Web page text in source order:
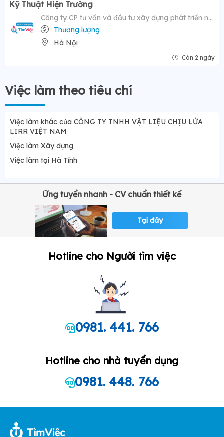
Kỹ Thuật Hiện Trường
Công ty CP tư vấn và đầu tư xây dựng phát triển nông thôn
Thương lượng
Hà Nội
Còn 2 ngày
Việc làm theo tiêu chí
Việc làm khác của CÔNG TY TNHH VẬT LIỆU CHỊU LỬA
LIRR VIỆT NAM
Việc làm Xây dựng
Việc làm tại Hà Tĩnh
Ứng tuyển nhanh - CV chuẩn thiết kế
Tại đây
Hotline cho Người tìm việc
0981. 441. 766
Hotline cho nhà tuyển dụng
0981. 448. 766